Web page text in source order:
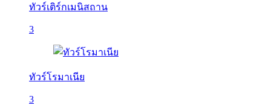
ทัวร์เติร์กเมนิสถาน
3
ทัวร์โรมาเนีย
3